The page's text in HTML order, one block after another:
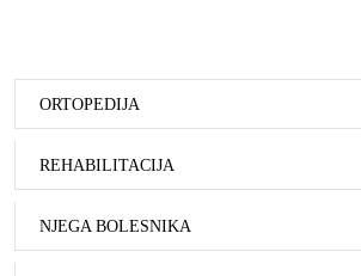
ORTOPEDIJA
REHABILITACIJA
NJEGA BOLESNIKA